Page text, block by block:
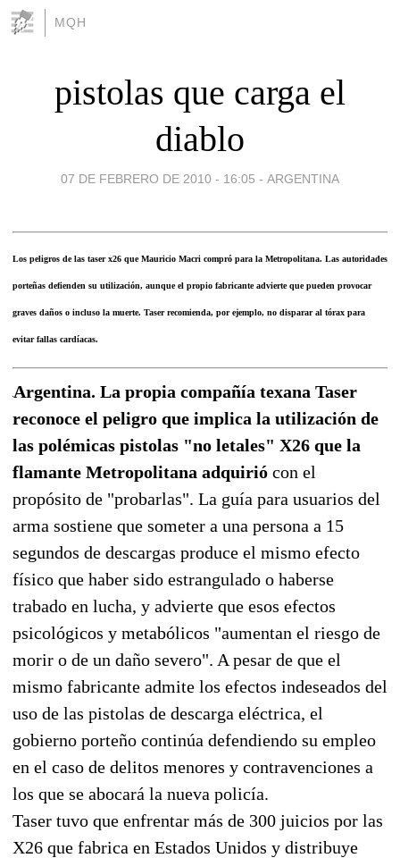
MQH
pistolas que carga el
diablo
07 DE FEBRERO DE 2010 - 16:05 - ARGENTINA
Los peligros de las taser x26 que Mauricio Macri compró para la Metropolitana. Las autoridades
porteñas defienden su utilización, aunque el propio fabricante advierte que pueden provocar
graves daños o incluso la muerte. Taser recomienda, por ejemplo, no disparar al tórax para
evitar fallas cardíacas.
Argentina. La propia compañía texana Taser
reconoce el peligro que implica la utilización de
las polémicas pistolas "no letales" X26 que la
flamante Metropolitana adquirió con el
propósito de "probarlas". La guía para usuarios del
arma sostiene que someter a una persona a 15
segundos de descargas produce el mismo efecto
físico que haber sido estrangulado o haberse
trabado en lucha, y advierte que esos efectos
psicológicos y metabólicos "aumentan el riesgo de
morir o de un daño severo". A pesar de que el
mismo fabricante admite los efectos indeseados del
uso de las pistolas de descarga eléctrica, el
gobierno porteño continúa defendiendo su empleo
en el caso de delitos menores y contravenciones a
los que se abocará la nueva policía.
Taser tuvo que enfrentar más de 300 juicios por las
X26 que fabrica en Estados Unidos y distribuye